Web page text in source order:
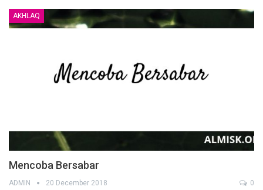
AKHLAQ
Mencoba Bersabar
ADMIN 20 December 2018 0